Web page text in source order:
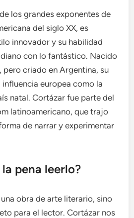
los grandes exponentes de
del siglo XX, es
innovador y su habilidad
con lo fantástico. Nacido
pero criado en Argentina, su
europea como la
natal. Cortázar fue parte del
latinoamericano, que trajo
de narrar y experimentar
pena leerlo?
obra de arte literario, sino
para el lector. Cortázar nos